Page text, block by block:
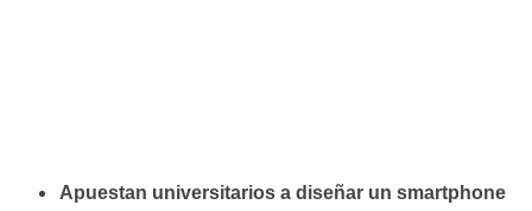
Apuestan universitarios a diseñar un smartphone